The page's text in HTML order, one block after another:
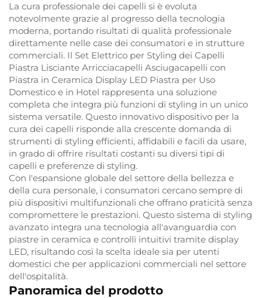
La cura professionale dei capelli si è evoluta
notevolmente grazie al progresso della tecnologia
moderna, portando risultati di qualità professionale
direttamente nelle case dei consumatori e in strutture
commerciali. Il Set Elettrico per Styling dei Capelli
Piastra Lisciante Arricciacapelli Asciugacapelli con
Piastra in Ceramica Display LED Piastra per Uso
Domestico e in Hotel rappresenta una soluzione
completa che integra più funzioni di styling in un unico
sistema versatile. Questo innovativo dispositivo per la
cura dei capelli risponde alla crescente domanda di
strumenti di styling efficienti, affidabili e facili da usare,
in grado di offrire risultati costanti su diversi tipi di
capelli e preferenze di styling.
Con l'espansione globale del settore della bellezza e
della cura personale, i consumatori cercano sempre di
più dispositivi multifunzionali che offrano praticità senza
compromettere le prestazioni. Questo sistema di styling
avanzato integra una tecnologia all'avanguardia con
piastre in ceramica e controlli intuitivi tramite display
LED, risultando così la scelta ideale sia per utenti
domestici che per applicazioni commerciali nel settore
dell'ospitalità.
Panoramica del prodotto